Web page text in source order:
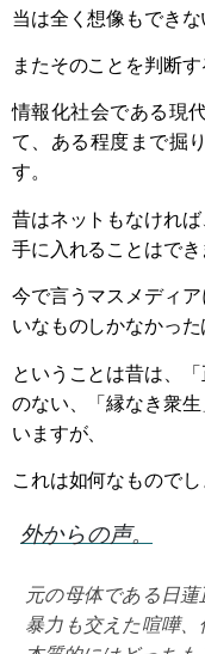
当は全く想像もできな
またそのことを判断
情報化社会である現
て、ある程度まで掘
す。
昔はネットもなけれ
手に入れることはでき
今で言うマスメディ
いなものしかなかった
ということは昔は、
のない、「縁なき衆
いますが、
これは如何なものでし
外からの声。
元の母体である日
暴力も交えた喧嘩